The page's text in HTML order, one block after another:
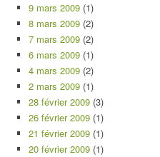
9 mars 2009 (1)
8 mars 2009 (2)
7 mars 2009 (2)
6 mars 2009 (1)
4 mars 2009 (2)
2 mars 2009 (1)
28 février 2009 (3)
26 février 2009 (1)
21 février 2009 (1)
20 février 2009 (1)